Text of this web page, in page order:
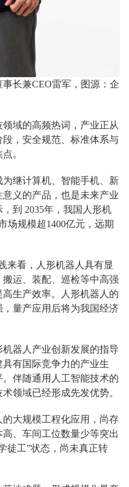
长兼CEO雷军，图源：企
域的高频热词，产业正从
，安全规范、标准体系与
。
继计算机、智能手机、新
义的产品，也是未来产业
到 2035年，我国人形机
场规模超1400亿元，远期
来看，人形机器人具有显
运、装配、巡检等中高强
生产效率。人形机器人的
量产应用后将为我国经济
器人产业创新发展的指导
有国际竞争力的产业生
伴随通用人工智能技术的
领域已经形成先发优势。
大规模工程化应用，尚存
、车间工位数量少等突出
徒工”状态，尚未真正转